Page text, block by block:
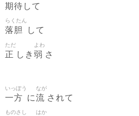
期待 して
落胆
らくたん
して
正
ただ
しき 弱
よわ
さ
一方
いっぽう
に流
なが
されて
ものさし はか